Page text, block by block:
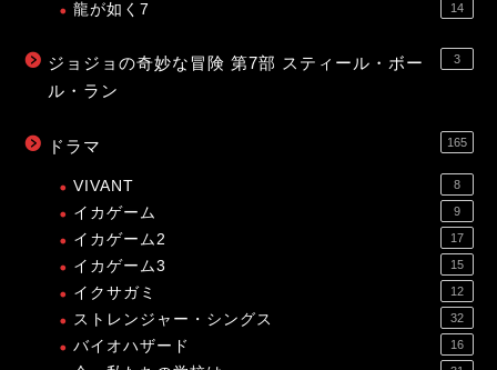
龍が如く7 14
ジョジョの奇妙な冒険 第7部 スティール・ボー
ル・ラン
3
ドラマ 165
VIVANT 8
イカゲーム 9
イカゲーム2 17
イカゲーム3 15
イクサガミ 12
ストレンジャー・シングス 32
バイオハザード 16